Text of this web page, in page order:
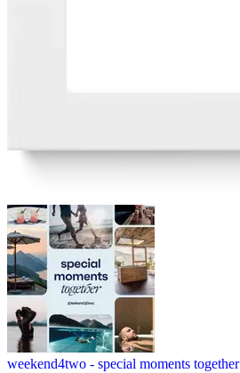
weekend4two - special moments together